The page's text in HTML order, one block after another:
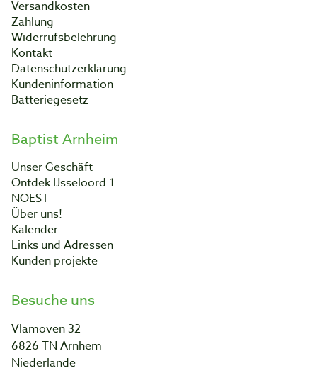
Versandkosten
Zahlung
Widerrufsbelehrung
Kontakt
Datenschutzerklärung
Kundeninformation
Batteriegesetz
Baptist Arnheim
Unser Geschäft
Ontdek IJsseloord 1
NOEST
Über uns!
Kalender
Links und Adressen
Kunden projekte
Besuche uns
Vlamoven 32
6826 TN Arnhem
Niederlande